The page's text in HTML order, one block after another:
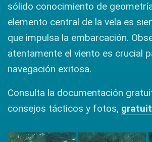
sólido conocimiento de
elemento central de la vela es
que impulsa la embarcación.
atentamente el viento es crucial
navegación exitosa.
Consulta la documentación
consejos tácticos y fotos,